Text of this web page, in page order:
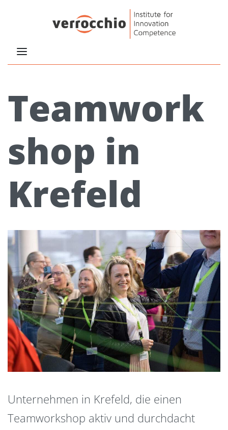
Teamwork
shop in
Krefeld
Unternehmen in Krefeld, die einen
Teamworkshop aktiv und durchdacht